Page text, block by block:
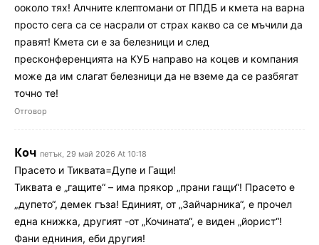
ооколо тях! Алчните клептомани от ППДБ и кмета на варна
просто сега са се насрали от страх какво са се мъчили да
правят! Кмета си е за белезници и след
пресконференцията на КУБ направо на коцев и компания
може да им слагат белезници да не вземе да се разбягат
точно те!
Отговор
Коч петък, 29 май 2026 At 10:18
Прасето и Тиквата=Дупе и Гащи!
Тиквата е „гащите“ – има прякор „прани гащи“! Прасето е
„дупето“, демек гъза! Единият, от „Зайчарника“, е прочел
една книжка, другият -от „Кочината“, е виден „йорист“!
Фани едниния, еби другия!